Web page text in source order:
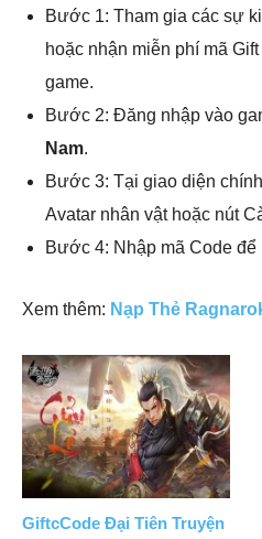
Bước 1: Tham gia các sự
hoặc nhận miễn phí mã
game.
Bước 2: Đăng nhập vào
Nam.
Bước 3: Tại giao diện
Avatar nhân vật hoặc nút
Bước 4: Nhập mã Code
Xem thêm: Nạp Thẻ
GiftcCode Đại Tiên Truyện